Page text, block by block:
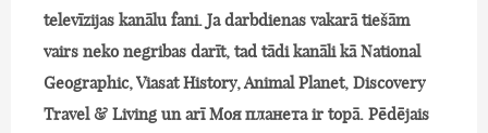
televīzijas kanālu fani. Ja darbdienas vakarā tiešām
vairs neko negribas darīt, tad tādi kanāli kā National
Geographic, Viasat History, Animal Planet, Discovery
Travel & Living un arī Моя планета ir topā. Pēdējais